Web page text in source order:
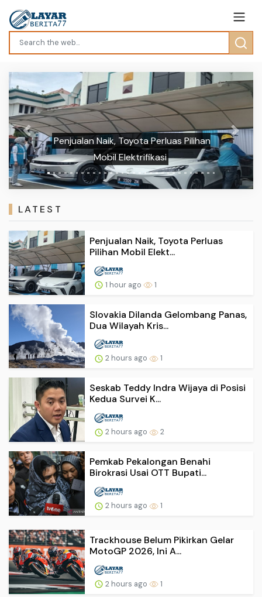
Penjualan Naik, Toyota Perluas Pilihan
Mobil Elektrifikasi
Previous Next
LATEST
Penjualan Naik, Toyota Perluas
Pilihan Mobil Elekt...
1 hour ago 1
Slovakia Dilanda Gelombang Panas,
Dua Wilayah Kris...
2 hours ago 1
Seskab Teddy Indra Wijaya di Posisi
Kedua Survei K...
2 hours ago 2
Pemkab Pekalongan Benahi
Birokrasi Usai OTT Bupati...
2 hours ago 1
Trackhouse Belum Pikirkan Gelar
MotoGP 2026, Ini A...
2 hours ago 1